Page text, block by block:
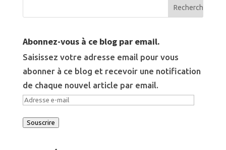
Abonnez-vous à ce blog par email.
Saisissez votre adresse email pour vous
abonner à ce blog et recevoir une notification
de chaque nouvel article par email.
Adresse
mail
Souscrire